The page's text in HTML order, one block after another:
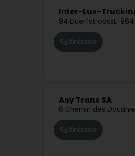
Inter-Lux-
94 DuerfstroossL-
Itinéraire
Any Trans SA
6 Chemin des
Itinéraire